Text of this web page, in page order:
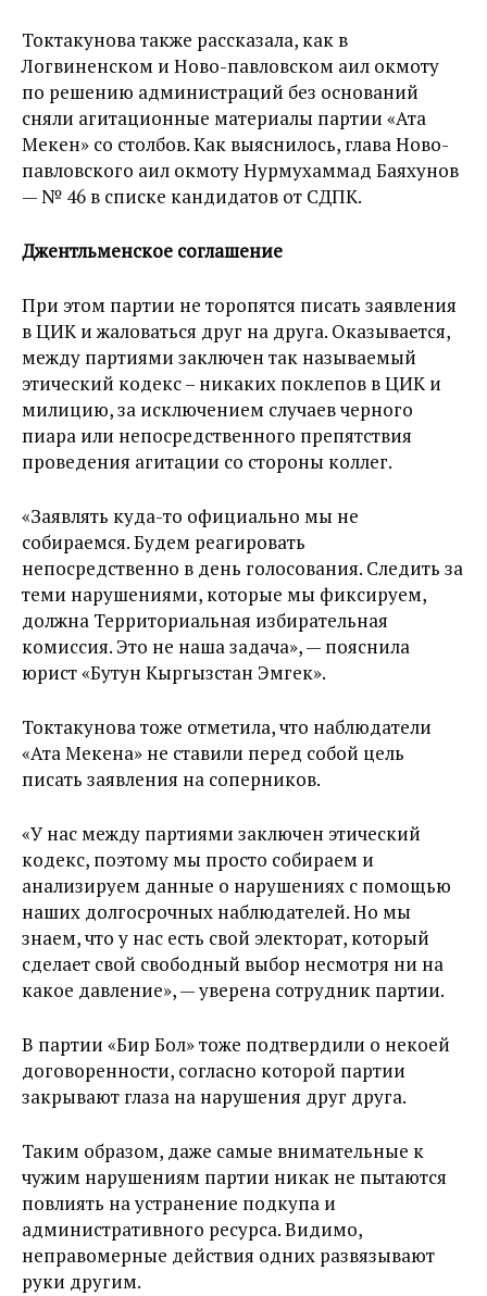
Токтакунова также рассказала, как в
Логвиненском и Ново-павловском аил окмоту
по решению администраций без оснований
сняли агитационные материалы партии «Ата
Мекен» со столбов. Как выяснилось, глава Ново-
павловского аил окмоту Нурмухаммад Баяхунов
— № 46 в списке кандидатов от СДПК.
Джентльменское соглашение
При этом партии не торопятся писать заявления
в ЦИК и жаловаться друг на друга. Оказывается,
между партиями заключен так называемый
этический кодекс – никаких поклепов в ЦИК и
милицию, за исключением случаев черного
пиара или непосредственного препятствия
проведения агитации со стороны коллег.
«Заявлять куда-то официально мы не
собираемся. Будем реагировать
непосредственно в день голосования. Следить за
теми нарушениями, которые мы фиксируем,
должна Территориальная избирательная
комиссия. Это не наша задача», — пояснила
юрист «Бутун Кыргызстан Эмгек».
Токтакунова тоже отметила, что наблюдатели
«Ата Мекена» не ставили перед собой цель
писать заявления на соперников.
«У нас между партиями заключен этический
кодекс, поэтому мы просто собираем и
анализируем данные о нарушениях с помощью
наших долгосрочных наблюдателей. Но мы
знаем, что у нас есть свой электорат, который
сделает свой свободный выбор несмотря ни на
какое давление», — уверена сотрудник партии.
В партии «Бир Бол» тоже подтвердили о некоей
договоренности, согласно которой партии
закрывают глаза на нарушения друг друга.
Таким образом, даже самые внимательные к
чужим нарушениям партии никак не пытаются
повлиять на устранение подкупа и
административного ресурса. Видимо,
неправомерные действия одних развязывают
руки другим.